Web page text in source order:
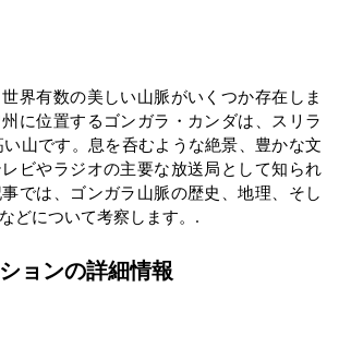
界有数の美しい山脈がいくつか存在しま
に位置するゴンガラ・カンダは、スリラ
山です。息を呑むような絶景、豊かな文
ビやラジオの主要な放送局として知られ
では、ゴンガラ山脈の歴史、地理、そし
どについて考察します。.
ョンの詳細情報